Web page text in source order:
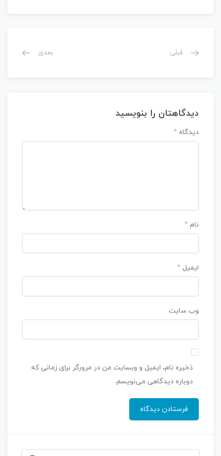
قبلی بعدی
دیدگاهتان را بنویسید
دیدگاه *
نام *
ایمیل *
وب‌ سایت
ذخیره نام، ایمیل و وبسایت من در مرورگر برای زمانی که
دوباره دیدگاهی می‌نویسم.